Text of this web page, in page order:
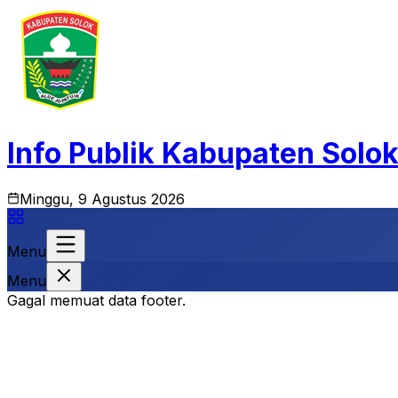
Info Publik Kabupaten Solok
Minggu, 9 Agustus 2026
Menu
Menu
Gagal memuat data footer.